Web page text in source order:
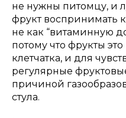
не нужны питомцу, и
фрукт воспринимать
не как “витаминную
потому что фрукты
клетчатка, и для
регулярные
причиной
стула.